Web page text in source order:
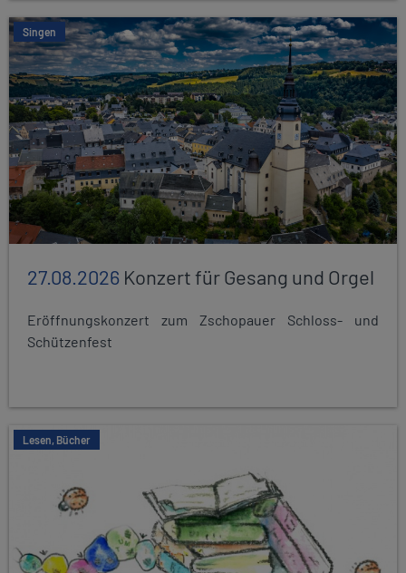
Singen
27.08.2026 Konzert für Gesang und Orgel
Eröffnungskonzert zum Zschopauer Schloss- und
Schützenfest
Lesen, Bücher